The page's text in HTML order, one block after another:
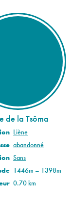
de la Tsôma
Liène
abandonné
Sans
1446m – 1398m
0.70 km